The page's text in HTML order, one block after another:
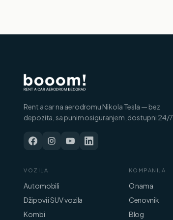
Rent a car na aerodromu Nikola Tesla — bez
depozita, sa punim osiguranjem, dostupni 24/7.
VOZILA
Automobili
Džipovi i SUV vozila
Kombi
KOMPANIJA
O nama
Cenovnik
Blog